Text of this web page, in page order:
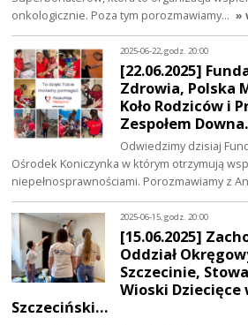
onkologicznie. Poza tym porozmawiamy… »
2025-06-22, godz. 20:00
[22.06.2025]
Zdrowia, Polska
Koło Rodziców i
Zespołem
Odwiedzimy dzisiaj
Ośrodek Koniczynka w którym otrzymują
niepełnosprawnościami. Porozmawiamy z
2025-06-15, godz. 20:00
[15.06.2025]
Oddział
Szczecinie,
Wioski Dziecięce
Szczeciński…